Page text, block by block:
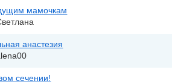
мамочкам
анастезия
сечении!